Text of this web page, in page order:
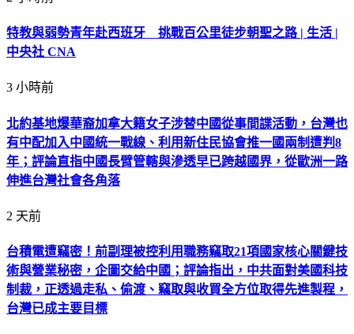
特教與弱勢青年赴西班牙 挑戰百公里徒步朝聖之路 | 生活 |
中央社 CNA
3 小時前
北約基地爆華裔加拿大籍女子涉替中國從事間諜活動，台灣也
有中配加入中國統一戰線、利用新住民協會推一國兩制遭判8
年；評論直指中國長臂管轄與滲透早已跨越國界，從歐洲一路
伸進台灣社會各角落
2 天前
台積電遭竊密！前副理被控利用職務竊取21項國家核心關鍵技
術與營業秘密，企圖交給中國；評論指出，中共面對美國科技
制裁，正透過走私、偷渡、竊取與收買全方位取得先進製程，
台灣已成主要目標